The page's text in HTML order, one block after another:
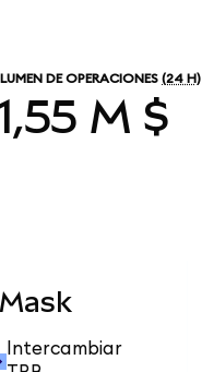
DE OPERACIONES (24 H)
M $
Intercambiar